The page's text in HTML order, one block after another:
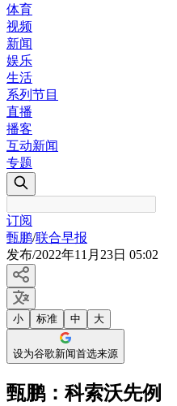
体育
视频
新闻
娱乐
生活
系列节目
直播
播客
互动新闻
专题
订阅
甄鹏/联合早报
发布/2022年11月23日 05:02
小 标准 中 大
设为谷歌新闻首选来源
甄鹏：科索沃先例